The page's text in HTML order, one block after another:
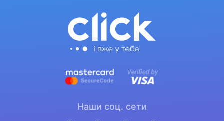
Наши соц. сети